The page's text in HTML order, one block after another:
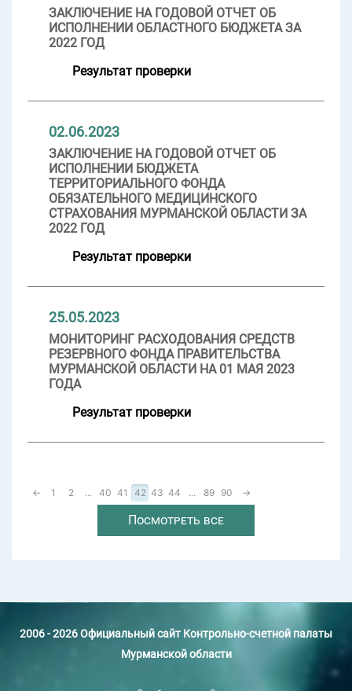
ЗАКЛЮЧЕНИЕ НА ГОДОВОЙ ОТЧЕТ ОБ
ИСПОЛНЕНИИ ОБЛАСТНОГО БЮДЖЕТА ЗА
2022 ГОД
Результат проверки
02.06.2023
ЗАКЛЮЧЕНИЕ НА ГОДОВОЙ ОТЧЕТ ОБ
ИСПОЛНЕНИИ БЮДЖЕТА
ТЕРРИТОРИАЛЬНОГО ФОНДА
ОБЯЗАТЕЛЬНОГО МЕДИЦИНСКОГО
СТРАХОВАНИЯ МУРМАНСКОЙ ОБЛАСТИ ЗА
2022 ГОД
Результат проверки
25.05.2023
МОНИТОРИНГ РАСХОДОВАНИЯ СРЕДСТВ
РЕЗЕРВНОГО ФОНДА ПРАВИТЕЛЬСТВА
МУРМАНСКОЙ ОБЛАСТИ НА 01 МАЯ 2023
ГОДА
Результат проверки
← 1 2 ... 40 41 42 43 44 ... 89 90 →
Посмотреть все
2006 - 2026 Официальный сайт Контрольно-счетной палаты
Мурманской области